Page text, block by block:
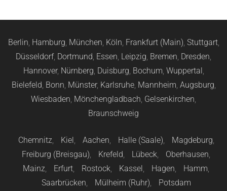
Berlin, Hamburg, München, Köln, Frankfurt (Main), Stuttgart,
Düsseldorf, Dortmund, Essen, Leipzig, Bremen, Dresden,
Hannover, Nürnberg, Duisburg, Bochum, Wuppertal,
Bielefeld, Bonn, Münster, Karlsruhe, Mannheim, Augsburg,
Wiesbaden, Mönchengladbach, Gelsenkirchen,
Braunschweig
Chemnitz, Kiel, Aachen, Halle (Saale), Magdeburg,
Freiburg (Breisgau), Krefeld, Lübeck, Oberhausen,
Mainz, Erfurt, Rostock, Kassel, Hagen, Hamm,
Saarbrücken, Mülheim (Ruhr), Potsdam